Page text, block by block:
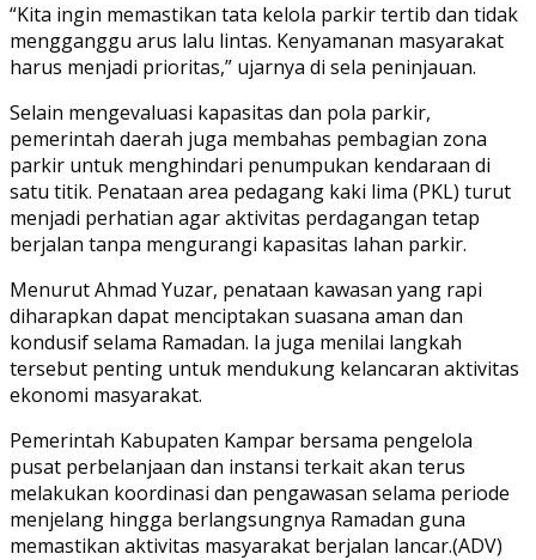
“Kita ingin memastikan tata kelola parkir tertib dan tidak
mengganggu arus lalu lintas. Kenyamanan masyarakat
harus menjadi prioritas,” ujarnya di sela peninjauan.
Selain mengevaluasi kapasitas dan pola parkir,
pemerintah daerah juga membahas pembagian zona
parkir untuk menghindari penumpukan kendaraan di
satu titik. Penataan area pedagang kaki lima (PKL) turut
menjadi perhatian agar aktivitas perdagangan tetap
berjalan tanpa mengurangi kapasitas lahan parkir.
Menurut Ahmad Yuzar, penataan kawasan yang rapi
diharapkan dapat menciptakan suasana aman dan
kondusif selama Ramadan. Ia juga menilai langkah
tersebut penting untuk mendukung kelancaran aktivitas
ekonomi masyarakat.
Pemerintah Kabupaten Kampar bersama pengelola
pusat perbelanjaan dan instansi terkait akan terus
melakukan koordinasi dan pengawasan selama periode
menjelang hingga berlangsungnya Ramadan guna
memastikan aktivitas masyarakat berjalan lancar.(ADV)